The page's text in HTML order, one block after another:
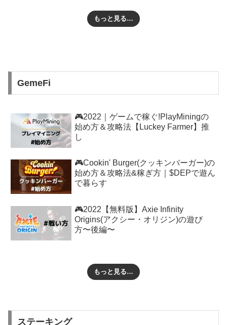
もっと見る…
GemeFi
🎮2022｜ゲームで稼ぐ!PlayMiningの
始め方＆攻略法【Luckey Farmer】推
し
🎮Cookin' Burger(クッキンバーガー)の
始め方＆攻略法&稼ぎ方｜$DEPで遊ん
で暮らす
🎮2022【無料版】Axie Infinity
Origins(アクシー・オリジン)の遊び
方〜後編〜
もっと見る…
ステーキング